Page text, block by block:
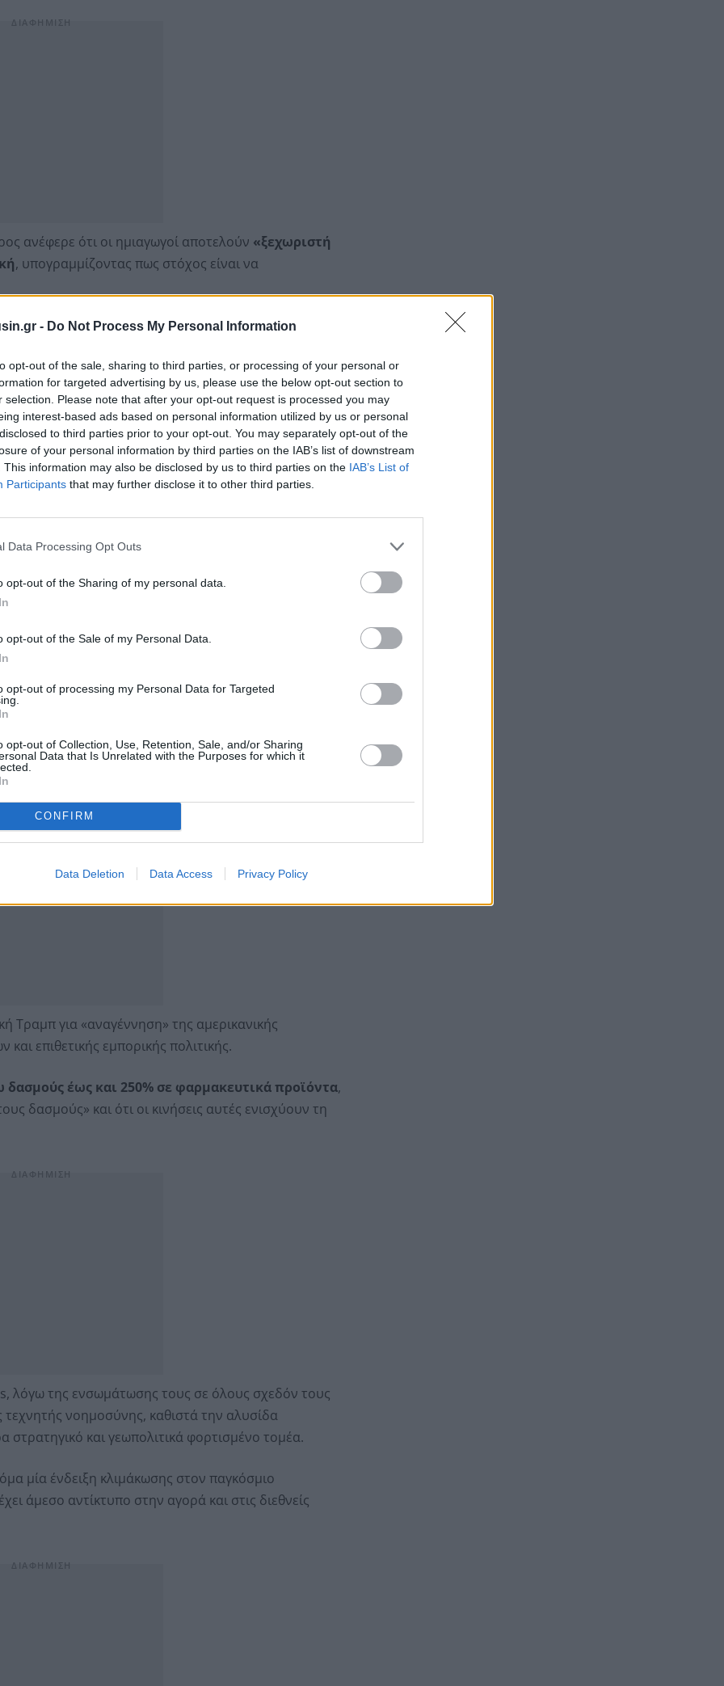
- Do Not Process My Personal Information
opt-out of the sale, sharing to third parties, or processing of your personal or
for targeted advertising by us, please use the below opt-out section to
selection. Please note that after your opt-out request is processed you may
interest-based ads based on personal information utilized by us or personal
to third parties prior to your opt-out. You may separately opt-out of the
of your personal information by third parties on the IAB’s list of downstream
This information may also be disclosed by us to third parties on the IAB’s List of
Participants that may further disclose it to other third parties.
Data Processing Opt Outs
opt-out of the Sharing of my personal data.
opt-out of the Sale of my Personal Data.
opt-out of processing my Personal Data for Targeted
opt-out of Collection, Use, Retention, Sale, and/or Sharing
Data that Is Unrelated with the Purposes for which it
CONFIRM
Data Deletion Data Access Privacy Policy
ανέφερε ότι οι ημιαγωγοί αποτελούν «ξεχωριστή
, υπογραμμίζοντας πως στόχος είναι να
για τα νέα μέτρα, η δήλωση έρχεται λίγες μόλις
για την επιβολή δασμών σε ευρύ φάσμα
εισαγωγών από τηνΤαϊβάν.
παγκοσμίως παράγεται στην Ταϊβάν, με την
υπόκεινται σε δασμό 20%, μειωμένο πάντως από
Τραμπ για «αναγέννηση» της αμερικανικής
επιθετικής εμπορικής πολιτικής.
δασμούς έως και 250% σε φαρμακευτικά προϊόντα,
δασμούς» και ότι οι κινήσεις αυτές ενισχύουν τη
λόγω της ενσωμάτωσης τους σε όλους σχεδόν τους
τεχνητής νοημοσύνης, καθιστά την αλυσίδα
και γεωπολιτικά φορτισμένο τομέα.
μία ένδειξη κλιμάκωσης στον παγκόσμιο
άμεσο αντίκτυπο στην αγορά και στις διεθνείς